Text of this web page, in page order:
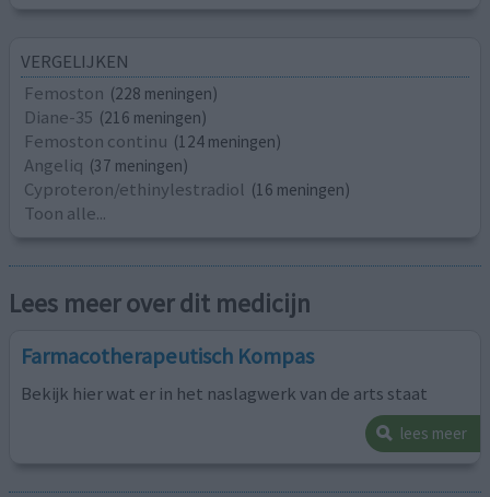
VERGELIJKEN
Femoston (228 meningen)
Diane-35 (216 meningen)
Femoston continu (124 meningen)
Angeliq (37 meningen)
Cyproteron/ethinylestradiol (16 meningen)
Toon alle...
Lees meer over dit medicijn
Farmacotherapeutisch Kompas
Bekijk hier wat er in het naslagwerk van de arts staat
lees meer